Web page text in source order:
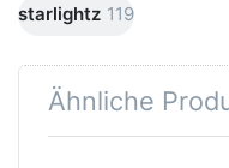
starlightz 119
Ähnliche